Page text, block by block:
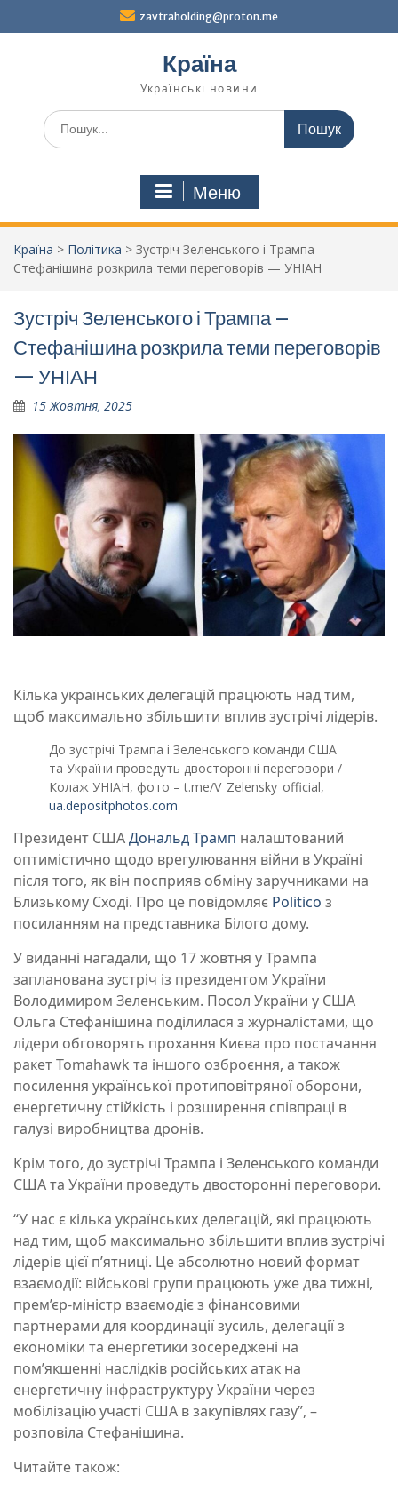
zavtraholding@proton.me
Країна
Українські новини
Шукати:
Меню
Країна > Політика > Зустріч Зеленського і Трампа –
Стефанішина розкрила теми переговорів — УНІАН
Зустріч Зеленського і Трампа –
Стефанішина розкрила теми переговорів
— УНІАН
15 Жовтня, 2025
Кілька українських делегацій працюють над тим,
щоб максимально збільшити вплив зустрічі лідерів.
До зустрічі Трампа і Зеленського команди США
та України проведуть двосторонні переговори /
Колаж УНІАН, фото – t.me/V_Zelensky_official,
ua.depositphotos.com
Президент СШАДональд Трамп налаштований
оптимістично щодо врегулювання війни в Україні
після того, як він посприяв обміну заручниками на
Близькому Сході. Про це повідомляє Politico з
посиланням на представника Білого дому.
У виданні нагадали, що 17 жовтня у Трампа
запланована зустріч із президентом України
Володимиром Зеленським. Посол України у США
Ольга Стефанішина поділилася з журналістами, що
лідери обговорять прохання Києва про постачання
ракет Tomahawk та іншого озброєння, а також
посилення української протиповітряної оборони,
енергетичну стійкість і розширення співпраці в
галузі виробництва дронів.
Крім того, до зустрічі Трампа і Зеленського команди
США та України проведуть двосторонні переговори.
“У нас є кілька українських делегацій, які працюють
над тим, щоб максимально збільшити вплив зустрічі
лідерів цієї п’ятниці. Це абсолютно новий формат
взаємодії: військові групи працюють уже два тижні,
прем’єр-міністр взаємодіє з фінансовими
партнерами для координації зусиль, делегації з
економіки та енергетики зосереджені на
пом’якшенні наслідків російських атак на
енергетичну інфраструктуру України через
мобілізацію участі США в закупівлях газу”, –
розповіла Стефанішина.
Читайте також: